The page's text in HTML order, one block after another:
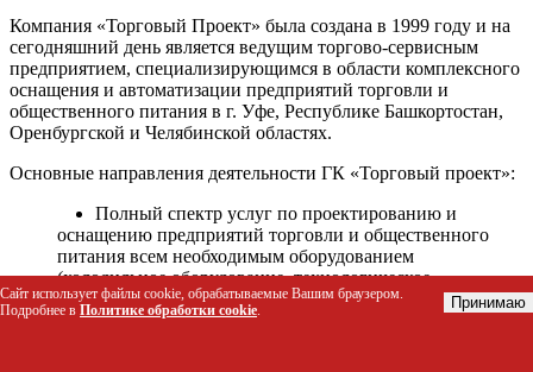
Компания «Торговый Проект» была создана в 1999 году и на
сегодняшний день является ведущим торгово-сервисным
предприятием, специализирующимся в области комплексного
оснащения и автоматизации предприятий торговли и
общественного питания в г. Уфе, Республике Башкортостан,
Оренбургской и Челябинской областях.
Основные направления деятельности ГК «Торговый проект»:
Полный спектр услуг по проектированию и
оснащению предприятий торговли и общественного
питания всем необходимым оборудованием
(холодильное оборудование, технологическое
оборудование, стеллажное оборудование и т.д.);
Автоматизация торговых процессов и внедрения
Сайт использует файлы cookie, обрабатываемые Вашим браузером.
Подробнее в Политике обработки cookie. Принимаю